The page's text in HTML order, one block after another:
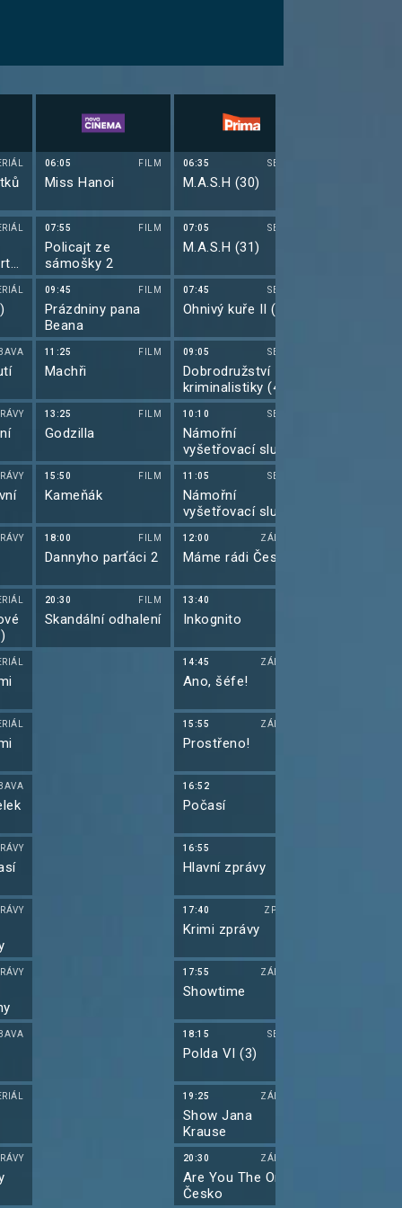
06:05 FILM
Miss Hanoi
07:55 FILM
Policajt ze
sámošky 2
09:45 FILM
Prázdniny pana
Beana
11:25 FILM
Machři
13:25 FILM
Godzilla
15:50 FILM
Kameňák
18:00 FILM
Dannyho parťáci 2
20:30 FILM
Skandální odhalení
06:35 SERIÁL
M.A.S.H (30)
07:05 SERIÁL
M.A.S.H (31)
07:45 SERIÁL
Ohnivý kuře II (45)
09:05 SERIÁL
Dobrodružství
kriminalistiky (4)
10:10 SERIÁL
Námořní
vyšetřovací služba
XIV (14)
11:05 SERIÁL
Námořní
vyšetřovací služba
XIV (15)
12:00 ZÁBAVA
Máme rádi Česko
13:40
Inkognito
14:45 ZÁBAVA
Ano, šéfe!
15:55 ZÁBAVA
Prostřeno!
16:52
Počasí
16:55
Hlavní zprávy
17:40 ZPRÁVY
Krimi zprávy
17:55 ZÁBAVA
Showtime
18:15 SERIÁL
Polda VI (3)
19:25 ZÁBAVA
Show Jana
Krause
20:30 ZÁBAVA
Are You The One?
Česko